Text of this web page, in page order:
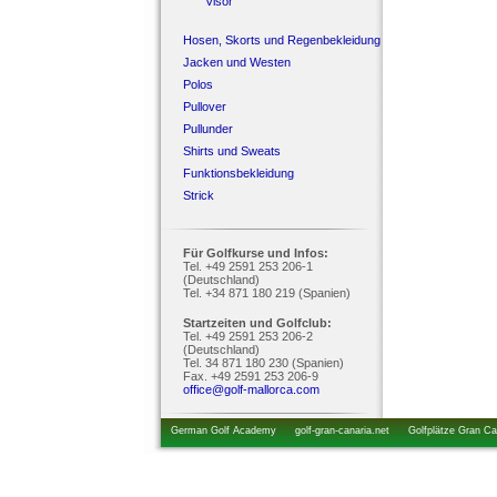
Hosen, Skorts und Regenbekleidung
Jacken und Westen
Polos
Pullover
Pullunder
Shirts und Sweats
Funktionsbekleidung
Strick
Für Golfkurse und Infos:
Tel. +49 2591 253 206-1
(Deutschland)
Tel. +34 871 180 219 (Spanien)
Startzeiten und Golfclub:
Tel. +49 2591 253 206-2
(Deutschland)
Tel. 34 871 180 230 (Spanien)
Fax. +49 2591 253 206-9
office@golf-mallorca.com
German Golf Academy golf-gran-canaria.net Golfplätze Gran
startzeiten.de golfkurs-urlaub.de